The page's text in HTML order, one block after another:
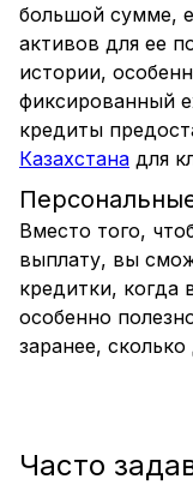
большой сумме,
активов для ее
истории,
фиксированный
кредиты
Казахстана для
Вместо того,
выплату, вы
кредитки,
особенно
заранее,
Часто